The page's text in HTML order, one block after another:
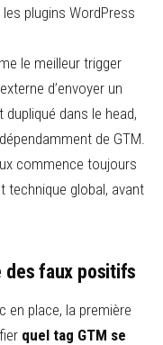
les plugins WordPress
le meilleur trigger
d’envoyer un
dans le head,
de GTM.
commence toujours
technique global, avant
des faux positifs
en place, la première
quel tag GTM se